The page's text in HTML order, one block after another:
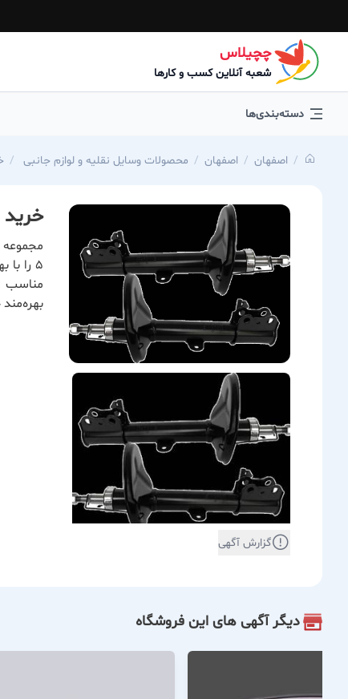
چچیلاس
شعبه آنلاین کسب و کارها
دسته‌بندی‌ها
اصفهان اصفهان محصولات وسایل نقلیه و لوازم جانبی
گزارش آگهی
خرید
مجموعه
5 را
مناسب
دیگر آگهی های این فروشگاه